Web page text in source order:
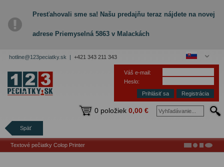
Presťahovali sme sa! Našu predajňu teraz nájdete na novej
adrese Priemyselná 5863 v Malackách
hotline@123peciatky.sk | +421 343 211 343
Váš e-mail:
Heslo:
Registrácia
0 položiek 0,00 €
Späť
Textové pečiatky Colop Printer